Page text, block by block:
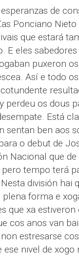
de
Ponciano Nieto
que estará
E eles
puxeron
Así e todo
perdeu os dous
Está
sentan ben aos
o debut de
Nacional que
tempo terá
división hai
forma e
que xa estiveron
cos anos van
estresarse
nivel de xogo